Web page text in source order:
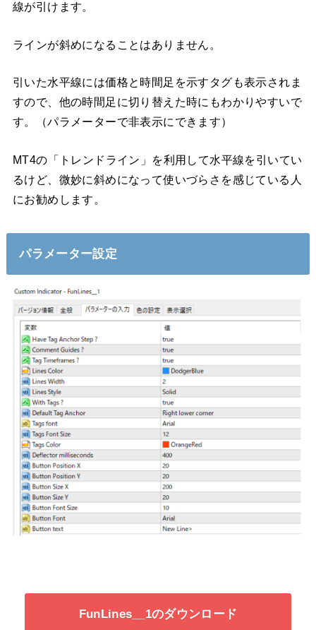
線が引けます。
ラインが斜めになることはありません。
引いた水平線には価格と時間足を示すタグも表示されま
すので、他の時間足に切り替えた時にもわかりやすいで
す。（パラメーターで非表示にできます）
MT4の「トレンドライン」を利用して水平線を引いてい
るけど、微妙に斜めになって使いづらさを感じている人
にお勧めします。
パラメーター設定
FunLines__1のダウンロード